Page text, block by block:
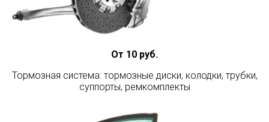
От 10 руб.
Тормозная система: тормозные диски, колодки, трубки,
суппорты, ремкомплекты